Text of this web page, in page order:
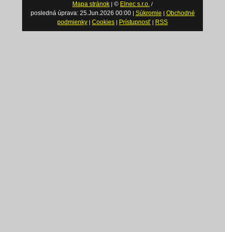
Mapa stránok | © Elnec s.r.o. /
posledná úprava: 25.Jun.2026 00:00| Súkromie | Obchodné
podmienky | Cookies | Prístupnosť | RSS